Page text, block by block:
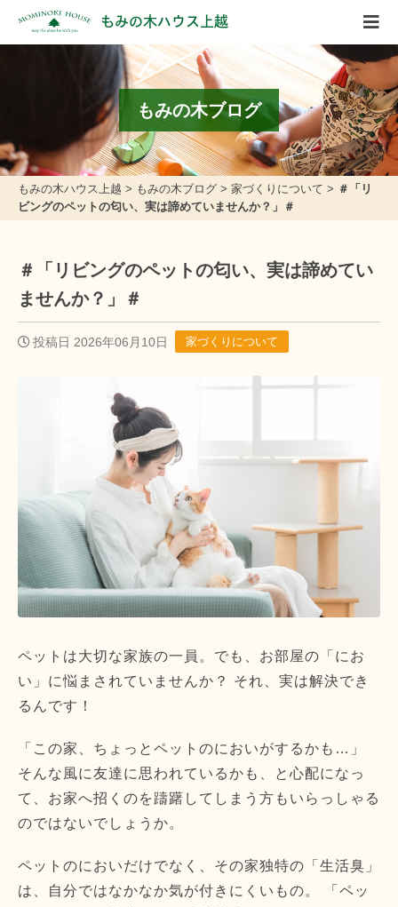
もみの木ハウス上越
もみの木ブログ
もみの木ハウス上越 > もみの木ブログ > 家づくりについて > ＃「リ
ビングのペットの匂い、実は諦めていませんか？」＃
＃「リビングのペットの匂い、実は諦めてい
ませんか？」＃
投稿日 2026年06月10日 家づくりについて
ペットは大切な家族の一員。でも、お部屋の「にお
い」に悩まされていませんか？ それ、実は解決でき
るんです！
「この家、ちょっとペットのにおいがするかも…」
そんな風に友達に思われているかも、と心配になっ
て、お家へ招くのを躊躇してしまう方もいらっしゃる
のではないでしょうか。
ペットのにおいだけでなく、その家独特の「生活臭」
は、自分ではなかなか気が付きにくいもの。 「ペッ